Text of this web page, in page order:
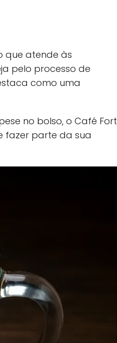
que atende às
pelo processo de
como uma
no bolso, o Café Fort
fazer parte da sua